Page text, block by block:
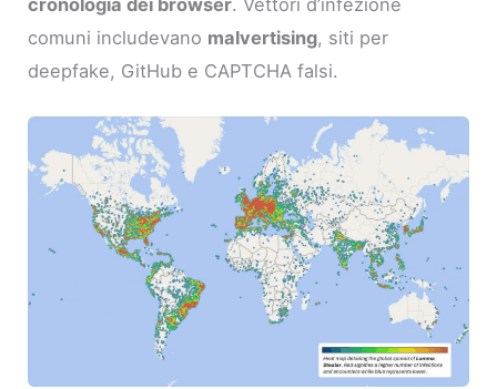
comuni includevano malvertising, siti per
deepfake, GitHub e CAPTCHA falsi.